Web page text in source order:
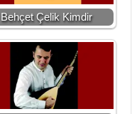
Behçet Çelik Kimdir